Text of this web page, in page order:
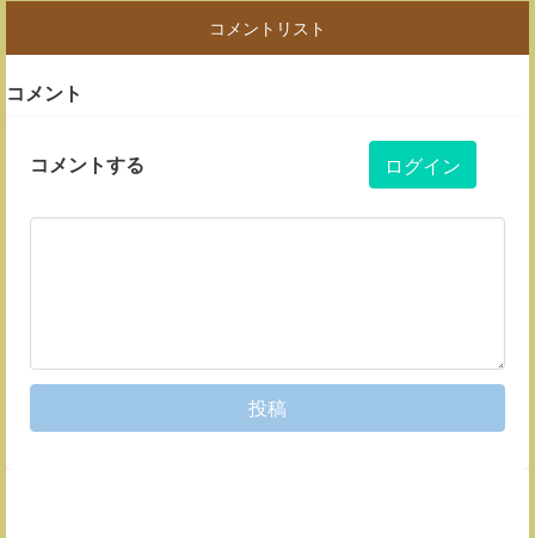
コメントリスト
コメント
コメントする ログイン
投稿